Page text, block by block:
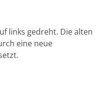
links gedreht. Die alten
eine neue